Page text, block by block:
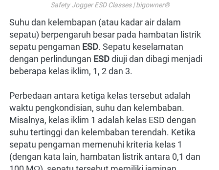
Safety Jogger ESD Classes | bigowner®
Suhu dan kelembapan (atau kadar air dalam
sepatu) berpengaruh besar pada hambatan listrik
sepatu pengaman ESD. Sepatu keselamatan
dengan perlindungan ESD diuji dan dibagi menjadi
beberapa kelas iklim, 1, 2 dan 3.
Perbedaan antara ketiga kelas tersebut adalah
waktu pengkondisian, suhu dan kelembaban.
Misalnya, kelas iklim 1 adalah kelas ESD dengan
suhu tertinggi dan kelembaban terendah. Ketika
sepatu pengaman memenuhi kriteria kelas 1
(dengan kata lain, hambatan listrik antara 0,1 dan